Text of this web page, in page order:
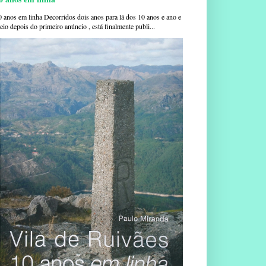
anos em linha Decorridos dois anos para lá dos 10 anos e ano e
depois do primeiro anúncio , está finalmente publi...